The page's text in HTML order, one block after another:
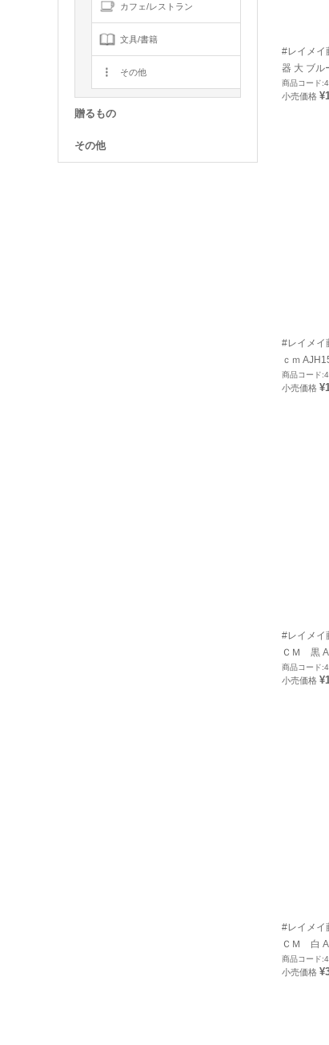
#レイメイ
器 大 ブル
商品コード
小売価格
#レイメ
ｃｍ
商品コード
小売価格
#レイメ
ＣＭ 黒
商品コード
小売価格
#レイメ
ＣＭ 白
商品コード
小売価格
カフェ/レストラン
文具/書籍
その他
贈るもの
その他